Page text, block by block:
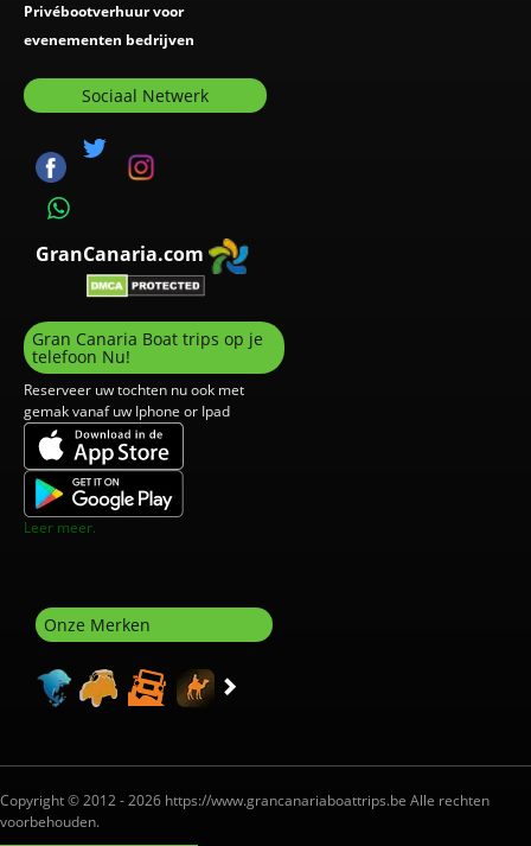
Privébootverhuur voor
evenementen bedrijven
Sociaal Netwerk
GranCanaria.com
Gran Canaria Boat trips op je
telefoon Nu!
Reserveer uw tochten nu ook met
gemak vanaf uw Iphone or Ipad
Leer meer.
Onze Merken
Copyright © 2012 - 2026 https://www.grancanariaboattrips.be Alle rechten
voorbehouden.